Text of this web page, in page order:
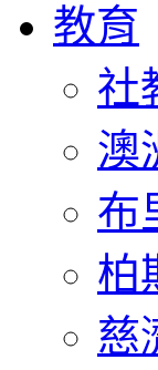
教育
社
澳
布
柏
慈